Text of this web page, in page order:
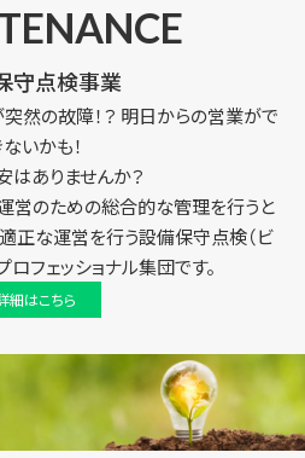
守点検事業
然の故障！？ 明日からの営業がで
いかも！
はありませんか？
営のための総合的な管理を行うと
正な運営を行う設備保守点検（ビ
ロフェッショナル集団です。
細はこちら